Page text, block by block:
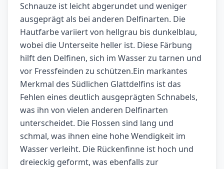
Schnauze ist leicht abgerundet und weniger
ausgeprägt als bei anderen Delfinarten. Die
Hautfarbe variiert von hellgrau bis dunkelblau,
wobei die Unterseite heller ist. Diese Färbung
hilft den Delfinen, sich im Wasser zu tarnen und
vor Fressfeinden zu schützen.Ein markantes
Merkmal des Südlichen Glattdelfins ist das
Fehlen eines deutlich ausgeprägten Schnabels,
was ihn von vielen anderen Delfinarten
unterscheidet. Die Flossen sind lang und
schmal, was ihnen eine hohe Wendigkeit im
Wasser verleiht. Die Rückenfinne ist hoch und
dreieckig geformt, was ebenfalls zur